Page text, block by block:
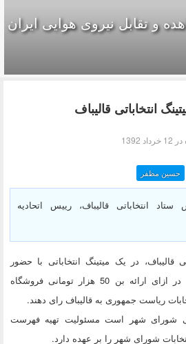
و تقابل نیروی هوایی ایران
انتخاباتی قالیباف
حسین مظفر
انتخاباتی قالیباف، رییس اتحادیه
قالیباف، در یک میتینگ انتخاباتی با حضور
گروهی از تاکسیرانان تهران، در ازای ارائه بن 50 هزار تومانی فروشگاه
ریاست جمهوری به قالیباف رای دهند.
شورای شهر است مسئولیت تهیه فهرست
شورای شهر را بر عهده دارد.